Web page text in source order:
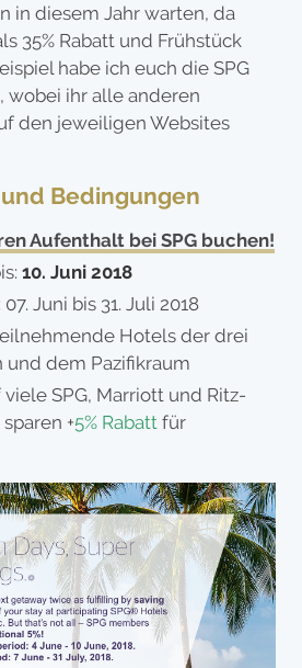
in diesem Jahr warten, da
35% Rabatt und Frühstück
habe ich euch die SPG
wobei ihr alle anderen
den jeweiligen Websites
Bedingungen
Aufenthalt bei SPG buchen!
10. Juni 2018
Juni bis 31. Juli 2018
Hotels der drei
und dem Pazifikraum
SPG, Marriott und Ritz-
+5% Rabattfür